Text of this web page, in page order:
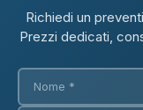
Richiedi un
Prezzi dedicati,